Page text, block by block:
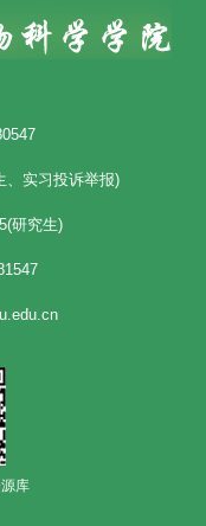
、实习投诉举报)
究生)
库